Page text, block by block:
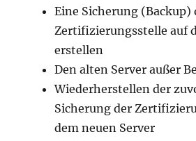
Eine Sicherung (Backup)
Zertifizierungsstelle auf
erstellen
Den alten Server außer
Wiederherstellen der
Sicherung der
dem neuen Server